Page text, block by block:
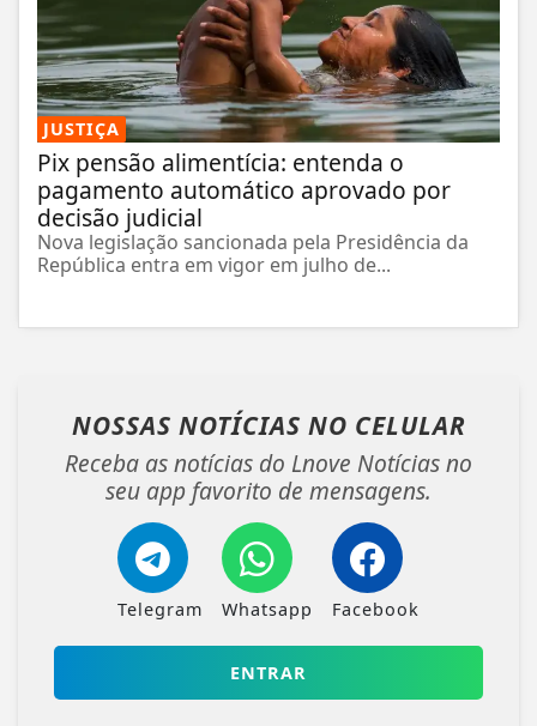
JUSTIÇA
Pix pensão alimentícia: entenda o
pagamento automático aprovado por
decisão judicial
Nova legislação sancionada pela Presidência da
República entra em vigor em julho de...
NOSSAS NOTÍCIAS NO CELULAR
Receba as notícias do Lnove Notícias no
seu app favorito de mensagens.
Telegram Whatsapp Facebook
ENTRAR